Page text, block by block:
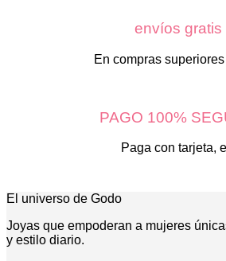
envíos gratis
En compras
PAGO 100%
Paga con tarjeta,
El universo de Godo
Joyas que empoderan a mujeres
y estilo diario.